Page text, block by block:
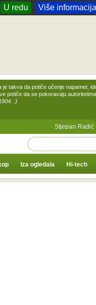
U redu Više informacija
je takva da potiče učenje napamet,
potiče da se pokoravaju autoritetima
:)
Stjepan Radić
TRAŽI
Iza ogledala Hi-tech